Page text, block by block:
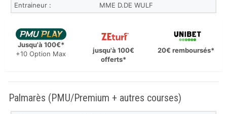
Entraineur :
MME D.DE WULF
Jusqu'à 100€*
+10 Option Max
jusqu'à 100€
offerts*
20€ remboursés*
Palmarès (PMU/Premium + autres courses)